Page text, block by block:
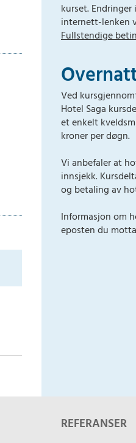
kurset.
internett-lenken
Fullstendige
Ved
Hotel Saga
et enkelt
kroner per døgn.
Vi anbefaler at
innsjekk.
og betaling av
Informasjon om
eposten du
REFERANSER